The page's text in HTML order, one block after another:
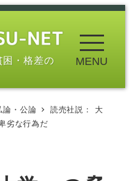
・格差の MENU
論・公論
読売社説： 大
劣な行為だ